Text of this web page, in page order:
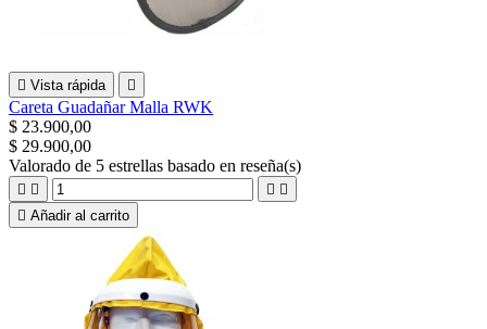
 Vista rápida 
Careta Guadañar Malla RWK
$ 23.900,00
$ 29.900,00
Valorado de 5 estrellas basado en reseña(s)
   
 Añadir al carrito